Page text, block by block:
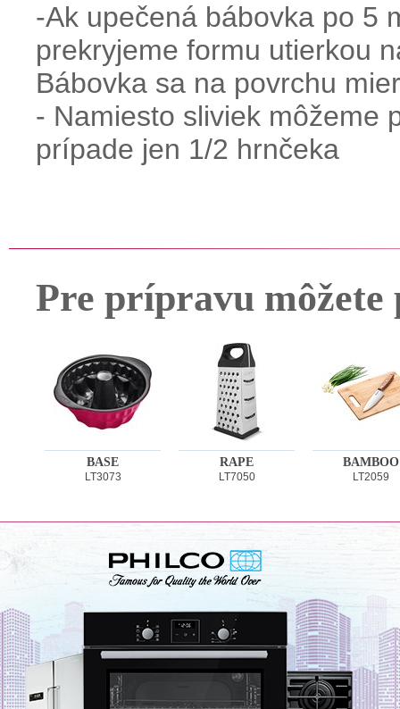
-Ak upečená bábovka po 5
prekryjeme formu utierkou
Bábovka sa na povrchu
- Namiesto sliviek môžeme
prípade jen 1/2 hrnčeka
Pre prípravu
BASE
LT3073
RAPE
LT7050
BAMBOO
LT2059